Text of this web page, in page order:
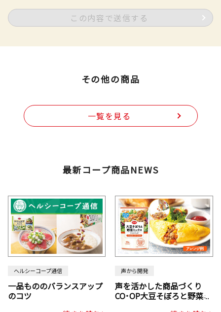
この内容で送信する
その他の商品
一覧を見る
最新コープ商品NEWS
ヘルシーコープ通信
一品もののバランスアップ
のコツ
声から開発
声を活かした商品づくり
CO･OP大豆そぼろと野菜ミ